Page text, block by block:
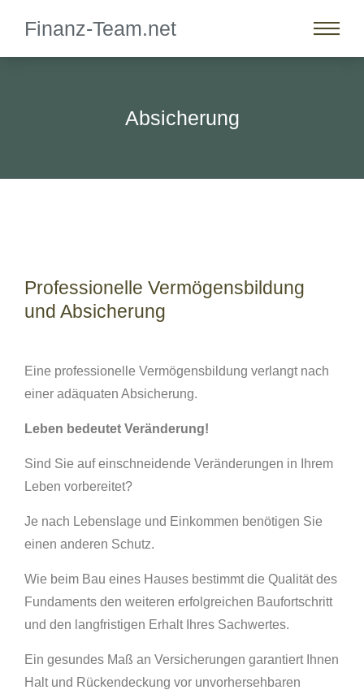
Finanz-Team.net
Absicherung
Professionelle Vermögensbildung
und Absicherung
Eine professionelle Vermögensbildung verlangt nach
einer adäquaten Absicherung.
Leben bedeutet Veränderung!
Sind Sie auf einschneidende Veränderungen in Ihrem
Leben vorbereitet?
Je nach Lebenslage und Einkommen benötigen Sie
einen anderen Schutz.
Wie beim Bau eines Hauses bestimmt die Qualität des
Fundaments den weiteren erfolgreichen Baufortschritt
und den langfristigen Erhalt Ihres Sachwertes.
Ein gesundes Maß an Versicherungen garantiert Ihnen
Halt und Rückendeckung vor unvorhersehbaren